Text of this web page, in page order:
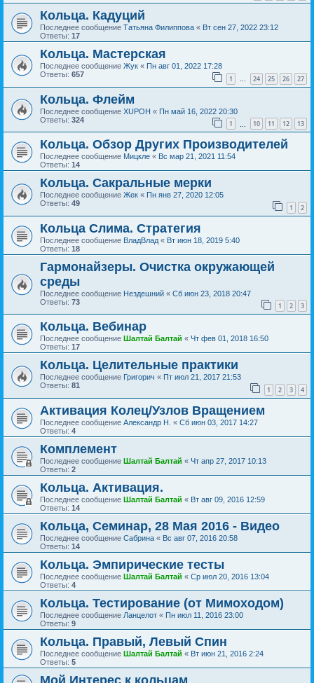
Кольца. Кадуций
Последнее сообщение Татьяна Филиппова « Вт сен 27, 2022 23:12
Ответы: 17
Кольца. Мастерская
Последнее сообщение Жук « Пн авг 01, 2022 17:28
Ответы: 657 1 … 24 25 26 27
Кольца. Флейм
Последнее сообщение XUPOH « Пн май 16, 2022 20:30
Ответы: 324 1 10 11 12 13
Кольца. Обзор Других Производителей
Последнее сообщение Мицкле « Вс мар 21, 2021 11:54
Ответы: 14
Кольца. Сакральные мерки
Последнее сообщение Жек « Пн янв 27, 2020 12:05
Ответы: 49 1 2
Кольца Слима. Стратегия
Последнее сообщение ВладВлад « Вт июн 18, 2019 5:40
Ответы: 18
Гармонайзеры. Очистка окружающей
среды
Последнее сообщение Нездешний « Сб июн 23, 2018 20:47
Ответы: 73 1 2 3
Кольца. Вебинар
Последнее сообщение Шалтай Балтай « Чт фев 01, 2018 16:50
Ответы: 17
Кольца. Целительные практики
Последнее сообщение Григорич « Пт июл 21, 2017 21:53
Ответы: 81 1 2 3 4
Активация Колец/Узлов Вращением
Последнее сообщение Александр Н. « Сб июн 03, 2017 14:27
Ответы: 4
Комплемент
Последнее сообщение Шалтай Балтай « Чт апр 27, 2017 10:13
Ответы: 2
Кольца. Активация.
Последнее сообщение Шалтай Балтай « Вт авг 09, 2016 12:59
Ответы: 14
Кольца, Семинар, 28 Мая 2016 - Видео
Последнее сообщение Сабрина « Вс авг 07, 2016 20:58
Ответы: 14
Кольца. Эмпирические тесты
Последнее сообщение Шалтай Балтай « Ср июл 20, 2016 13:04
Ответы: 4
Кольца. Тестирование (от Мимоходом)
Последнее сообщение Ланцелот « Пн июл 11, 2016 23:00
Ответы: 9
Кольца. Правый, Левый Спин
Последнее сообщение Шалтай Балтай « Вт июн 21, 2016 2:24
Ответы: 5